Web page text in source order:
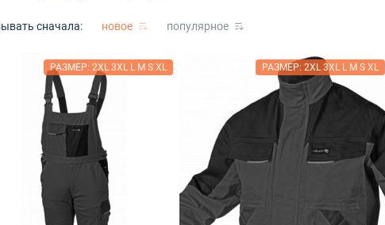
Летняя спецодежда
Одежда для охоты и рыбалки
Одежда для охранных и силовых структур
Бельё нательное, трикотажные изделия
Головные уборы
сначала: новое популярное
РАЗМЕР: 2XL 3XL L M S XL РАЗМЕР: 2XL 3XL L M S XL